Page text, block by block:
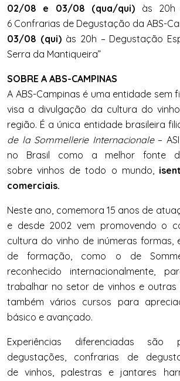
02/08 e 03/08 (qua/qui) às 20h
6 Confrarias de Degustação da ABS-
03/08 (qui) às 20h – Degustação
Serra da Mantiqueira”
SOBRE A ABS-CAMPINAS
A ABS-Campinas é uma entidade sem
visa a divulgação da cultura do
região. É a única entidade brasileira
de la Sommellerie Internacionale–
no Brasil como a melhor fonte
sobre vinhos de todo o mundo,
comerciais.
Neste ano, comemora 15 anos de
e desde 2002 vem promovendo o
cultura do vinho de inúmeras formas,
de formação, como o de
reconhecido internacionalmente,
trabalhar no setor de vinhos e outras
também vários cursos para
básico e avançado.
Experiências diferenciadas são
degustações, confrarias de
de vinhos, palestras e jantares